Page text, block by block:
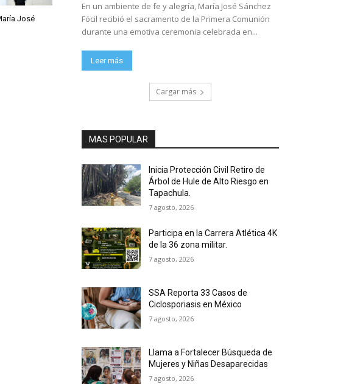
José
En un ambiente de fe y alegría, María José Sánchez
Fócil recibió el sacramento de la Primera Comunión
durante una emotiva ceremonia celebrada en...
Leer más
Cargar más
MAS POPULAR
Inicia Protección Civil Retiro de
Árbol de Hule de Alto Riesgo en
Tapachula.
7 agosto, 2026
Participa en la Carrera Atlética 4K
de la 36 zona militar.
7 agosto, 2026
SSA Reporta 33 Casos de
Ciclosporiasis en México
7 agosto, 2026
Llama a Fortalecer Búsqueda de
Mujeres y Niñas Desaparecidas
7 agosto, 2026